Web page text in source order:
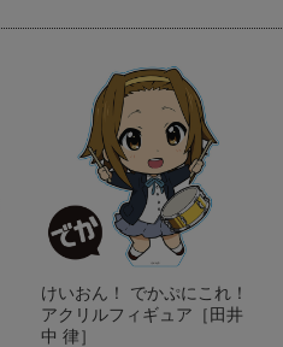
けいおん！ でかぷにこれ！
アクリルフィギュア［田井
中 律］